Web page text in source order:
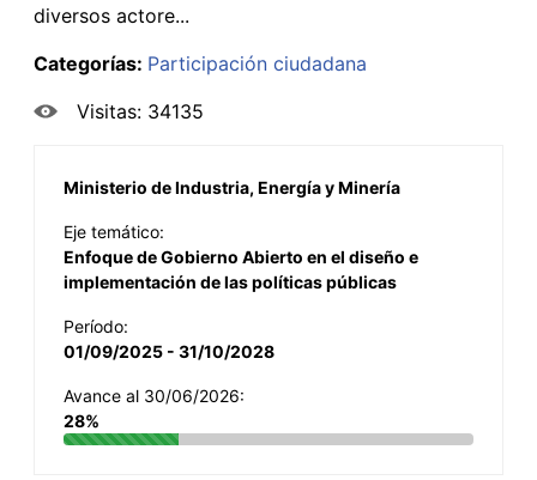
diversos actore...
Categorías: Participación ciudadana
Visitas: 34135
Ministerio de Industria, Energía y Minería
Eje temático:
Enfoque de Gobierno Abierto en el diseño e
implementación de las políticas públicas
Período:
01/09/2025 - 31/10/2028
Avance al 30/06/2026:
28%